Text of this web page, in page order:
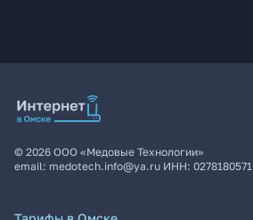
© 2026 ООО «Медовые Технологии»
email: medotech.info@ya.ru ИНН: 0278180571